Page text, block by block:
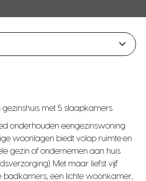
gezinshuis met 5 slaapkamers
onderhouden eengezinswoning
woonlagen biedt volop ruimte en
gezin of ondernemen aan huis
Met maar liefst vijf
badkamers, een lichte woonkamer,